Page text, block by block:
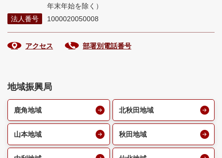
年末年始を除く）
法人番号
1000020050008
アクセス 部署別電話番号
地域振興局
鹿角地域 北秋田地域
山本地域 秋田地域